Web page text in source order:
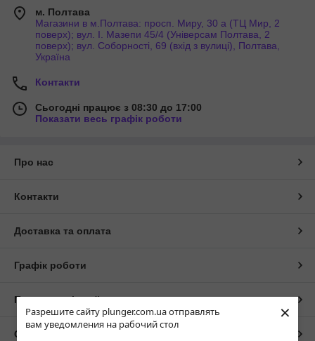
Разрешите сайту plunger.com.ua отправлять
вам уведомления на рабочий стол
×
м. Полтава
Магазини в м.Полтава: просп. Миру, 30 а (ТЦ Мир, 2
поверх); вул. І. Мазепи 45/4 (Універсам Полтава, 2
поверх); вул. Соборності, 69 (вхід з вулиці), Полтава,
Україна
Контакти
Сьогодні працює з 08:30 до 17:00
Показати весь графік роботи
Про нас
Контакти
Доставка та оплата
Графік роботи
Повна версія сайту
Сайт створено на маркетплейсі